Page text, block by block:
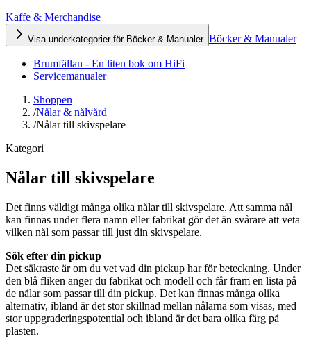
Kaffe & Merchandise
Visa underkategorier för Böcker & Manualer Böcker & Manualer
Brumfällan - En liten bok om HiFi
Servicemanualer
Shoppen
/Nålar & nålvård
/Nålar till skivspelare
Kategori
Nålar till skivspelare
Det finns väldigt många olika nålar till skivspelare. Att samma nål
kan finnas under flera namn eller fabrikat gör det än svårare att veta
vilken nål som passar till just din skivspelare.
Sök efter din pickup
Det säkraste är om du vet vad din pickup har för beteckning. Under
den blå fliken anger du fabrikat och modell och får fram en lista på
de nålar som passar till din pickup. Det kan finnas många olika
alternativ, ibland är det stor skillnad mellan nålarna som visas, med
stor uppgraderingspotential och ibland är det bara olika färg på
plasten.